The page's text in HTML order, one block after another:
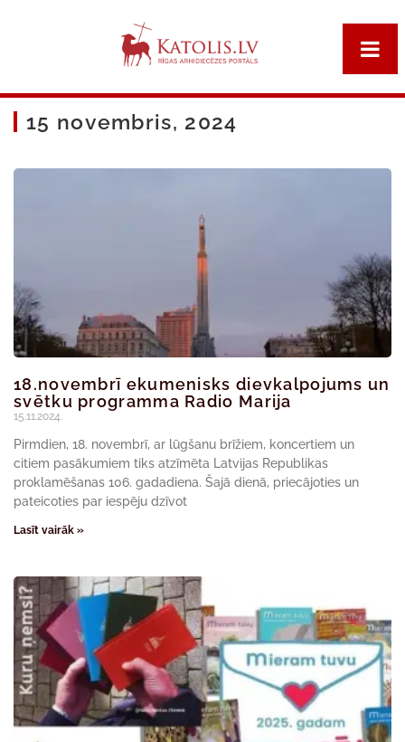
15 novembris, 2024
18.novembrī ekumenisks dievkalpojums un
svētku programma Radio Marija
15.11.2024.
Pirmdien, 18. novembrī, ar lūgšanu brīžiem, koncertiem un
citiem pasākumiem tiks atzīmēta Latvijas Republikas
proklamēšanas 106. gadadiena. Šajā dienā, priecājoties un
pateicoties par iespēju dzīvot
Lasīt vairāk »